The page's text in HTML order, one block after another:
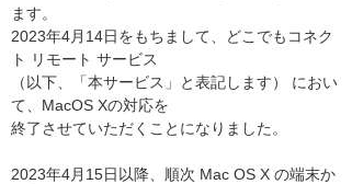
ます。
2023年4月14日をもちまして、どこでもコネク
ト リモート サービス
（以下、「本サービス」と表記します） におい
て、MacOS Xの対応を
終了させていただくことになりました。
2023年4月15日以降、順次 Mac OS X の端末か